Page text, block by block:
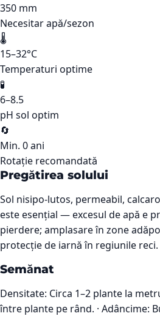
350 mm
Necesitar apă/sezon
🌡️
15–32°C
Temperaturi optime
🧪
6–8.5
pH sol optim
🔄
Min. 0 ani
Rotație recomandată
Pregătirea solului
Sol nisipo-lutos, permeabil,
este esențial — excesul de apă e
pierdere; amplasare în zone
protecție de iarnă în regiunile reci.
Semănat
Densitate: Circa 1–2 plante la
între plante pe rând. · Adâncime: